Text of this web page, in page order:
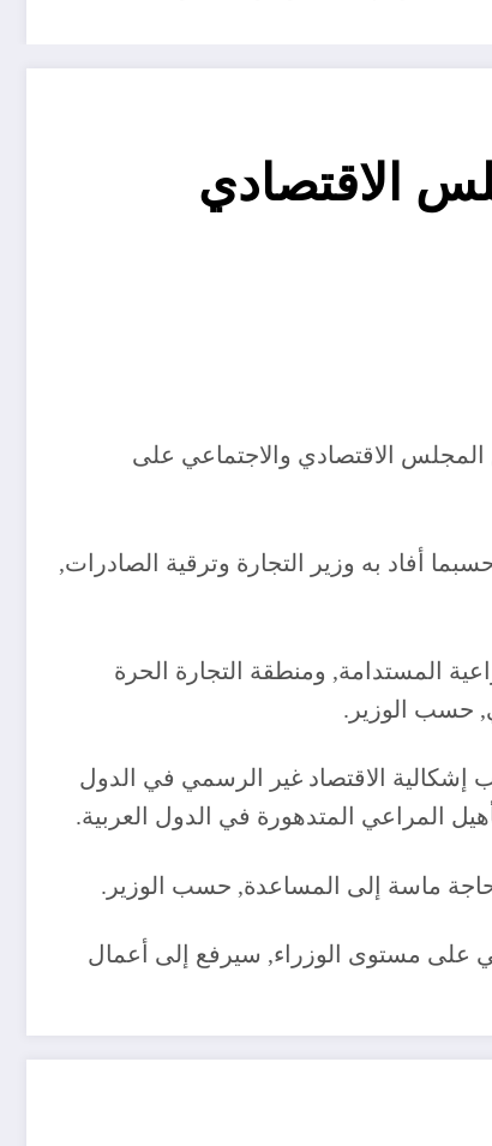
الاقتصادي
المجلس الاقتصادي والاجتماعي على
حسبما أفاد به وزير التجارة وترقية الصادرات,
المستدامة, ومنطقة التجارة الحرة
حسب الوزير.
إشكالية الاقتصاد غير الرسمي في الدول
المراعي المتدهورة في الدول العربية.
ماسة إلى المساعدة, حسب الوزير.
على مستوى الوزراء, سيرفع إلى أعمال